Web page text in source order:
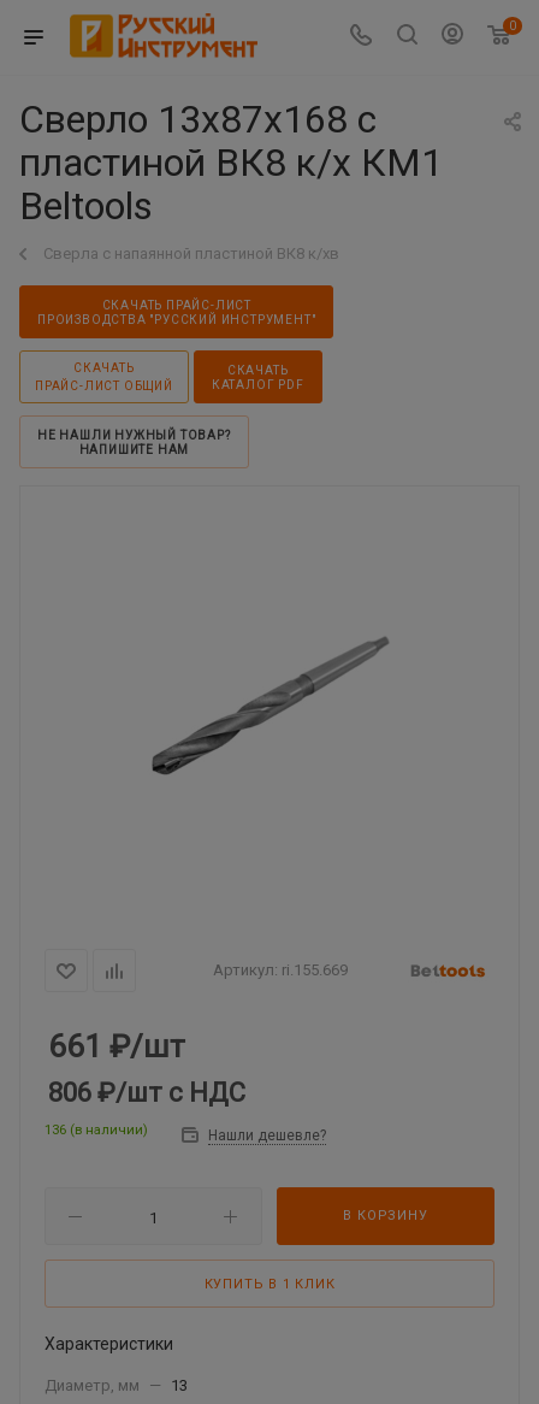
0
Сверло 13х87х168 с
пластиной ВК8 к/х КМ1
Beltools
Сверла с напаянной пластиной ВК8 к/хв
СКАЧАТЬ ПРАЙС-ЛИСТ
ПРОИЗВОДСТВА "РУССКИЙ ИНСТРУМЕНТ"
СКАЧАТЬ
ПРАЙС-ЛИСТ ОБЩИЙ
СКАЧАТЬ
КАТАЛОГ PDF
НЕ НАШЛИ НУЖНЫЙ ТОВАР?
НАПИШИТЕ НАМ
Артикул: ri.155.669
661 ₽/шт
806 ₽/шт с НДС
136 (в наличии) Нашли дешевле?
В КОРЗИНУ
КУПИТЬ В 1 КЛИК
Характеристики
Диаметр, мм —
13